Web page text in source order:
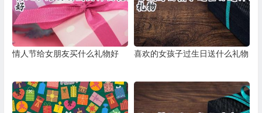
情人节给女朋友买什么礼物好 喜欢的女孩子过生日送什么礼物